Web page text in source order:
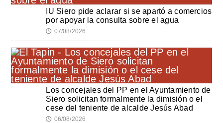
IU Siero pide aclarar si se apartó a comercios
por apoyar la consulta sobre el agua
🕔 07/08/2026
Los concejales del PP en el Ayuntamiento de
Siero solicitan formalmente la dimisión o el
cese del teniente de alcalde Jesús Abad
🕔 06/08/2026